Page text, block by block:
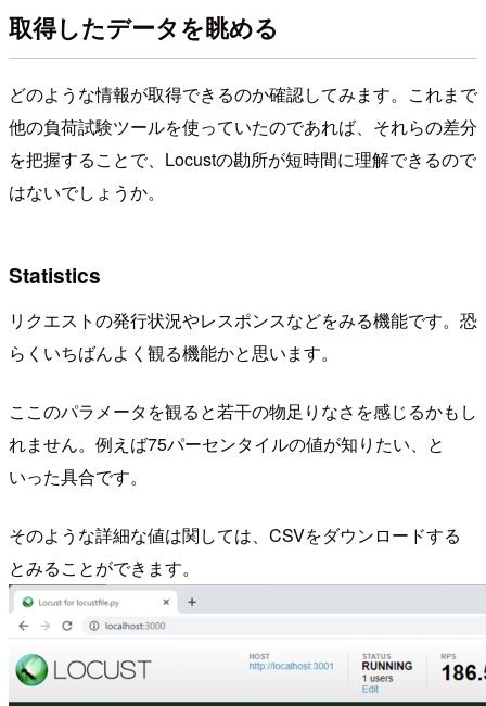
取得したデータを眺める
どのような情報が取得できるのか確認してみます。これまで
他の負荷試験ツールを使っていたのであれば、それらの差分
を把握することで、Locustの勘所が短時間に理解できるので
はないでしょうか。
Statistics
リクエストの発行状況やレスポンスなどをみる機能です。恐
らくいちばんよく観る機能かと思います。
ここのパラメータを観ると若干の物足りなさを感じるかもし
れません。例えば75パーセンタイルの値が知りたい、と
いった具合です。
そのような詳細な値は関しては、CSVをダウンロードする
とみることができます。